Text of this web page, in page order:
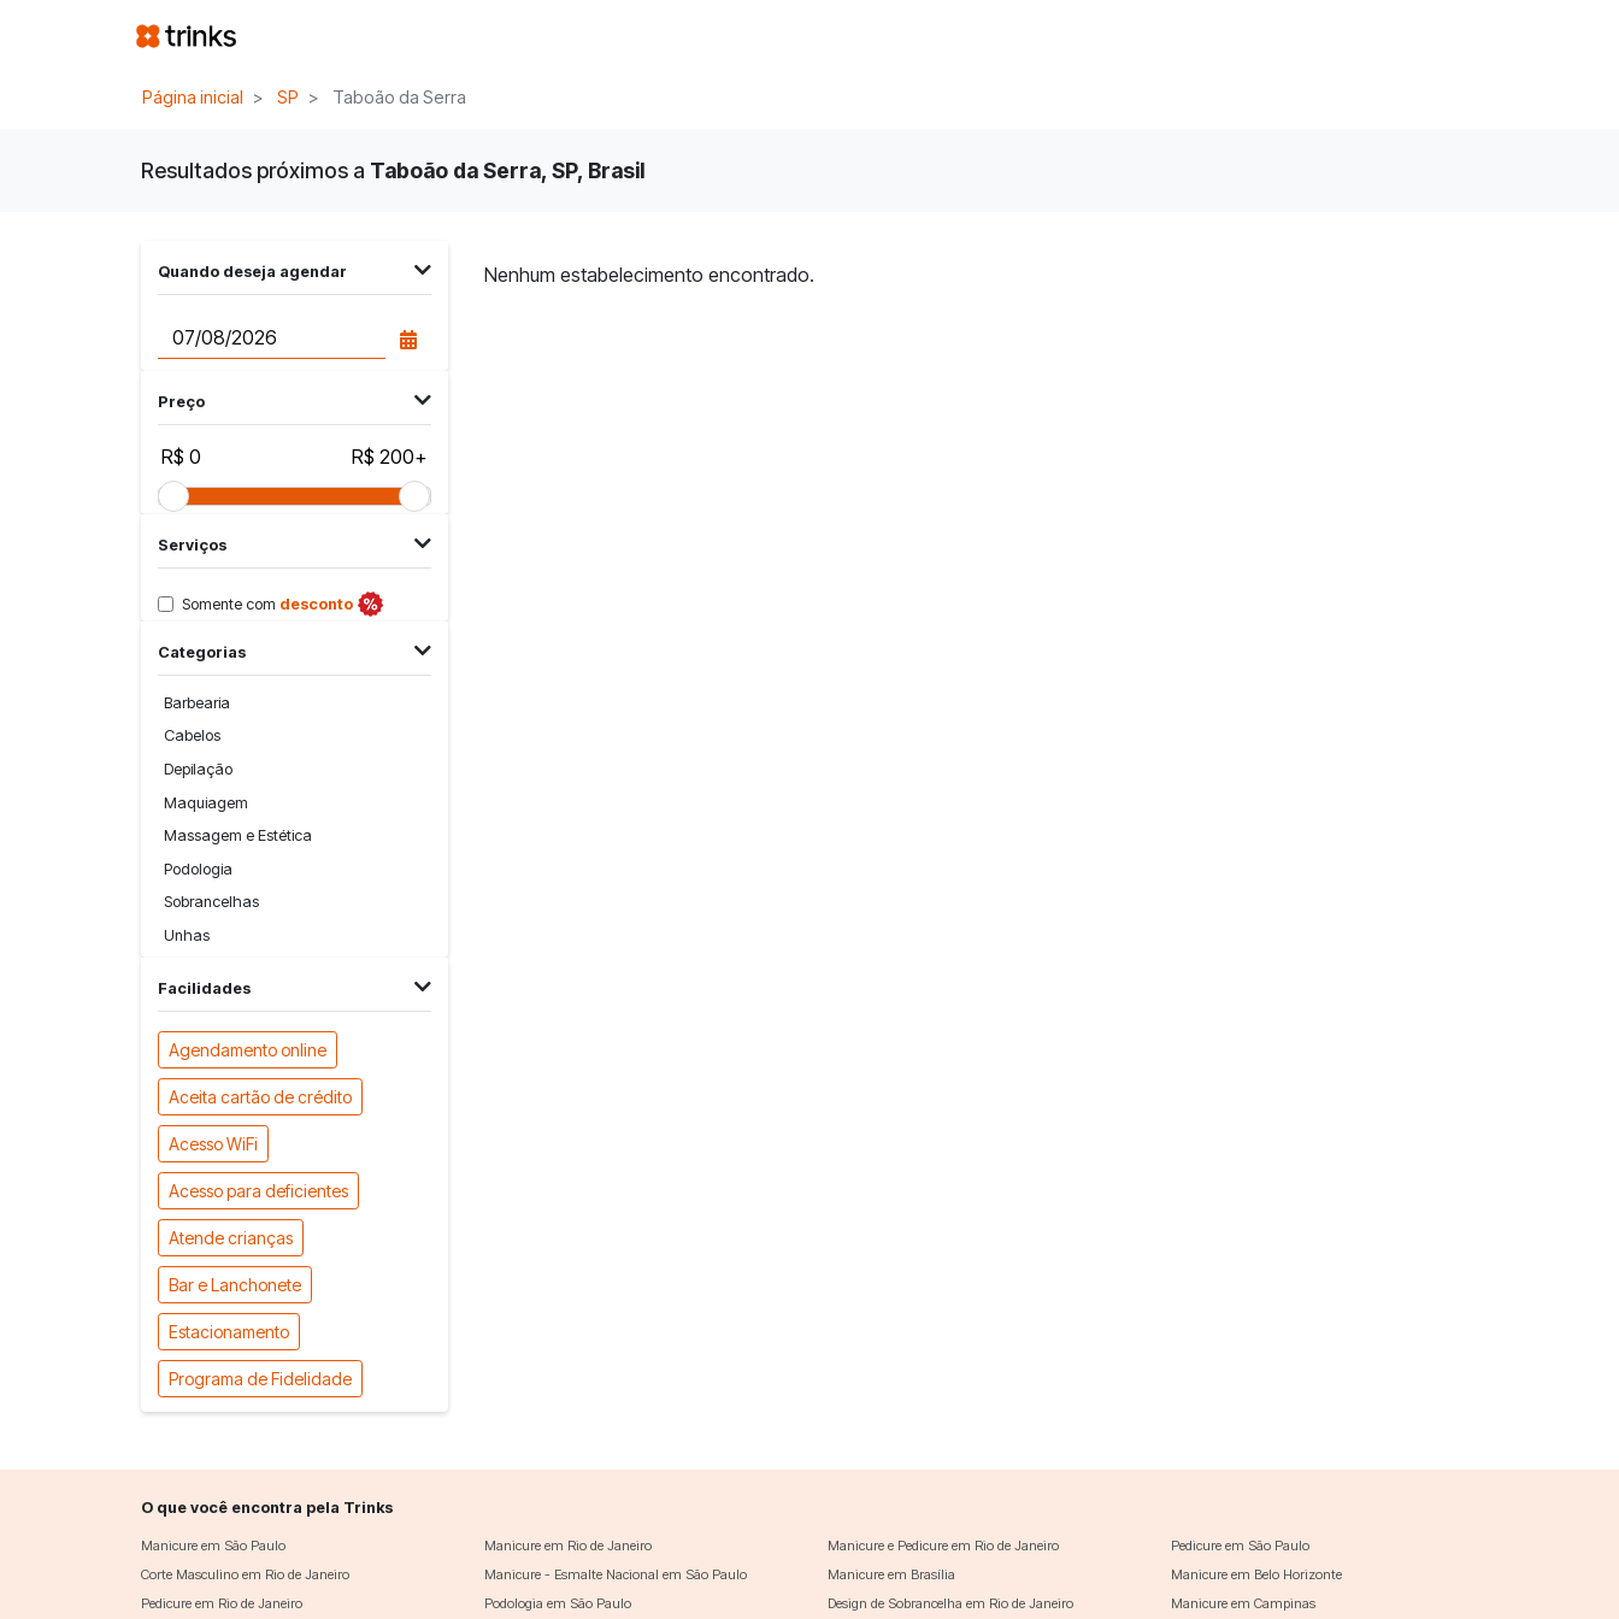
Página inicial SP Taboão da Serra
Resultados próximos a Taboão da Serra, SP, Brasil
Quando deseja agendar
Preço
R$ 0 R$ 200+
Serviços
Somente com desconto
Categorias
Barbearia
Cabelos
Depilação
Maquiagem
Massagem e Estética
Podologia
Sobrancelhas
Unhas
Facilidades
Agendamento online
Aceita cartão de crédito
Acesso WiFi
Acesso para deficientes
Atende crianças
Bar e Lanchonete
Estacionamento
Programa de Fidelidade
Nenhum estabelecimento encontrado.
O que você encontra pela Trinks
Manicure em São Paulo Manicure em Rio de Janeiro Manicure e Pedicure em Rio de Janeiro
Pedicure em São Paulo
Corte Masculino em Rio de Janeiro
Manicure - Esmalte Nacional em São Paulo Manicure em Brasília
Manicure em Belo Horizonte
Pedicure em Rio de Janeiro
Podologia em São Paulo Design de Sobrancelha em Rio de Janeiro Manicure em Campinas